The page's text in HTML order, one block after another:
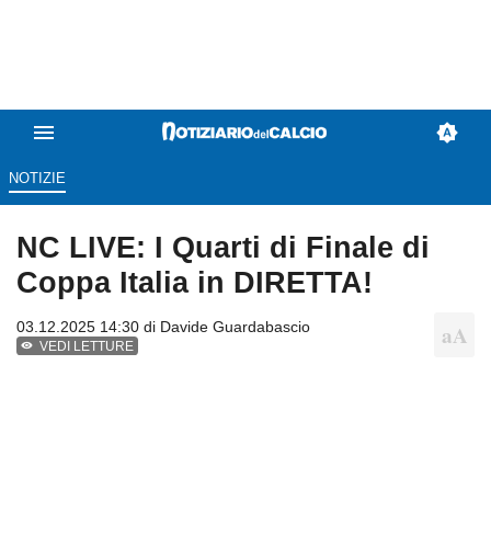
NOTIZIE
NC LIVE: I Quarti di Finale di
Coppa Italia in DIRETTA!
03.12.2025 14:30 di Davide Guardabascio
VEDI LETTURE